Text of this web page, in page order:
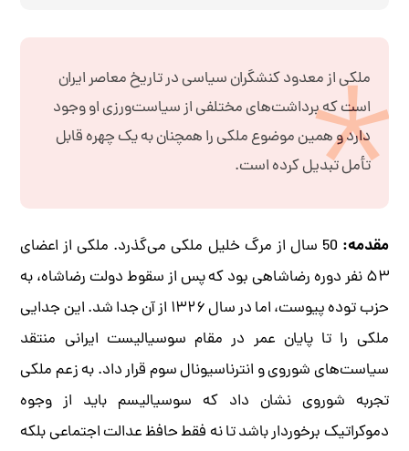
ملکی از معدود کنشگران سیاسی در تاریخ معاصر ایران
است که برداشت‌های مختلفی از سیاست‌ورزی او وجود
دارد و همین موضوع ملکی را همچنان به یک چهره قابل
تأمل تبدیل کرده است.
مقدمه:
50 سال از مرگ خلیل ملکی می‌گذرد. ملکی از اعضای
۵۳ نفر دوره رضاشاهی بود که پس از سقوط دولت رضاشاه، به
حزب توده پیوست، اما در سال ۱۳۲۶ از آن جدا شد. این جدایی
ملکی را تا پایان عمر در مقام سوسیالیست ایرانی منتقد
سیاست‌های شوروی و انترناسیونال سوم قرار داد. به زعم ملکی
تجربه شوروی نشان داد که سوسیالیسم باید از وجوه
دموکراتیک برخوردار باشد تا نه فقط حافظ عدالت اجتماعی بلکه